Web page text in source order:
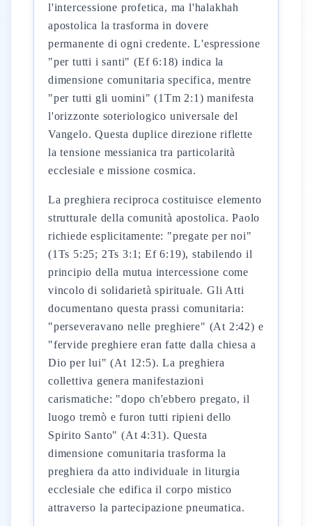
l'intercessione profetica, ma l'halakhah
apostolica la trasforma in dovere
permanente di ogni credente. L'espressione
"per tutti i santi" (Ef 6:18) indica la
dimensione comunitaria specifica, mentre
"per tutti gli uomini" (1Tm 2:1) manifesta
l'orizzonte soteriologico universale del
Vangelo. Questa duplice direzione riflette
la tensione messianica tra particolarità
ecclesiale e missione cosmica.
La preghiera reciproca costituisce elemento
strutturale della comunità apostolica. Paolo
richiede esplicitamente: "pregate per noi"
(1Ts 5:25; 2Ts 3:1; Ef 6:19), stabilendo il
principio della mutua intercessione come
vincolo di solidarietà spirituale. Gli Atti
documentano questa prassi comunitaria:
"perseveravano nelle preghiere" (At 2:42) e
"fervide preghiere eran fatte dalla chiesa a
Dio per lui" (At 12:5). La preghiera
collettiva genera manifestazioni
carismatiche: "dopo ch'ebbero pregato, il
luogo tremò e furon tutti ripieni dello
Spirito Santo" (At 4:31). Questa
dimensione comunitaria trasforma la
preghiera da atto individuale in liturgia
ecclesiale che edifica il corpo mistico
attraverso la partecipazione pneumatica.